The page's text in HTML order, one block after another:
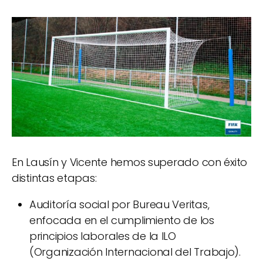
En Lausín y Vicente hemos superado con éxito
distintas etapas:
Auditoría social por Bureau Veritas,
enfocada en el cumplimiento de los
principios laborales de la ILO
(Organización Internacional del Trabajo).